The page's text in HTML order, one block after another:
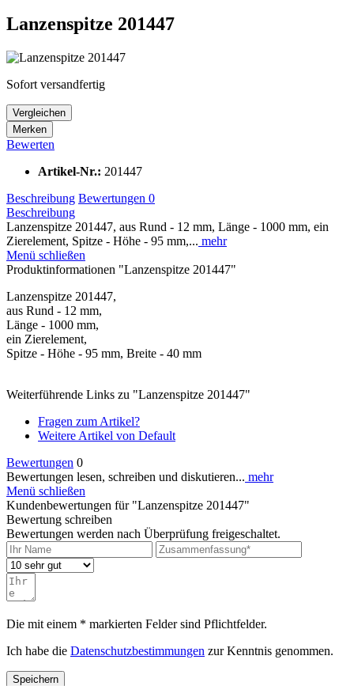
Lanzenspitze 201447
Sofort versandfertig
Vergleichen
Merken
Bewerten
Artikel-Nr.: 201447
Beschreibung Bewertungen 0
Beschreibung
Lanzenspitze 201447, aus Rund - 12 mm, Länge - 1000 mm, ein
Zierelement, Spitze - Höhe - 95 mm,... mehr
Menü schließen
Produktinformationen "Lanzenspitze 201447"
Lanzenspitze 201447,
aus Rund - 12 mm,
Länge - 1000 mm,
ein Zierelement,
Spitze - Höhe - 95 mm, Breite - 40 mm
Weiterführende Links zu "Lanzenspitze 201447"
Fragen zum Artikel?
Weitere Artikel von Default
Bewertungen 0
Bewertungen lesen, schreiben und diskutieren... mehr
Menü schließen
Kundenbewertungen für "Lanzenspitze 201447"
Bewertung schreiben
Bewertungen werden nach Überprüfung freigeschaltet.
Die mit einem * markierten Felder sind Pflichtfelder.
Ich habe die Datenschutzbestimmungen zur Kenntnis genommen.
Speichern